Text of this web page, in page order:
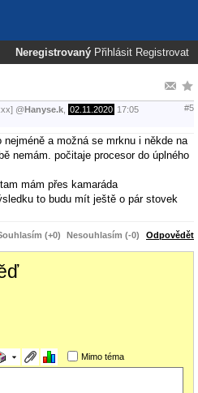
Neregistrovaný Přihlásit Registrovat
@Hanyse.k 02.11.2020 17:05 #5
a možná se mrknu i někde na
nemám. počitaje procesor do úplného
mám přes kamaráda
to budu mít ještě o pár stovek
(+0) Nesouhlasím (-0) Odpovědět
Mimo téma